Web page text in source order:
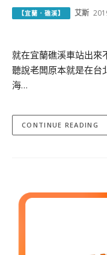
【宜蘭．礁溪】 艾斯
就在宜蘭礁溪車站出來
聽說老闆原本就是在台
海…
CONTINUE READING